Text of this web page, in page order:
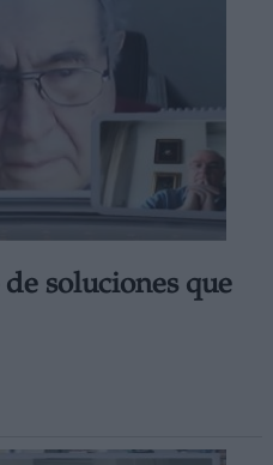
soluciones que